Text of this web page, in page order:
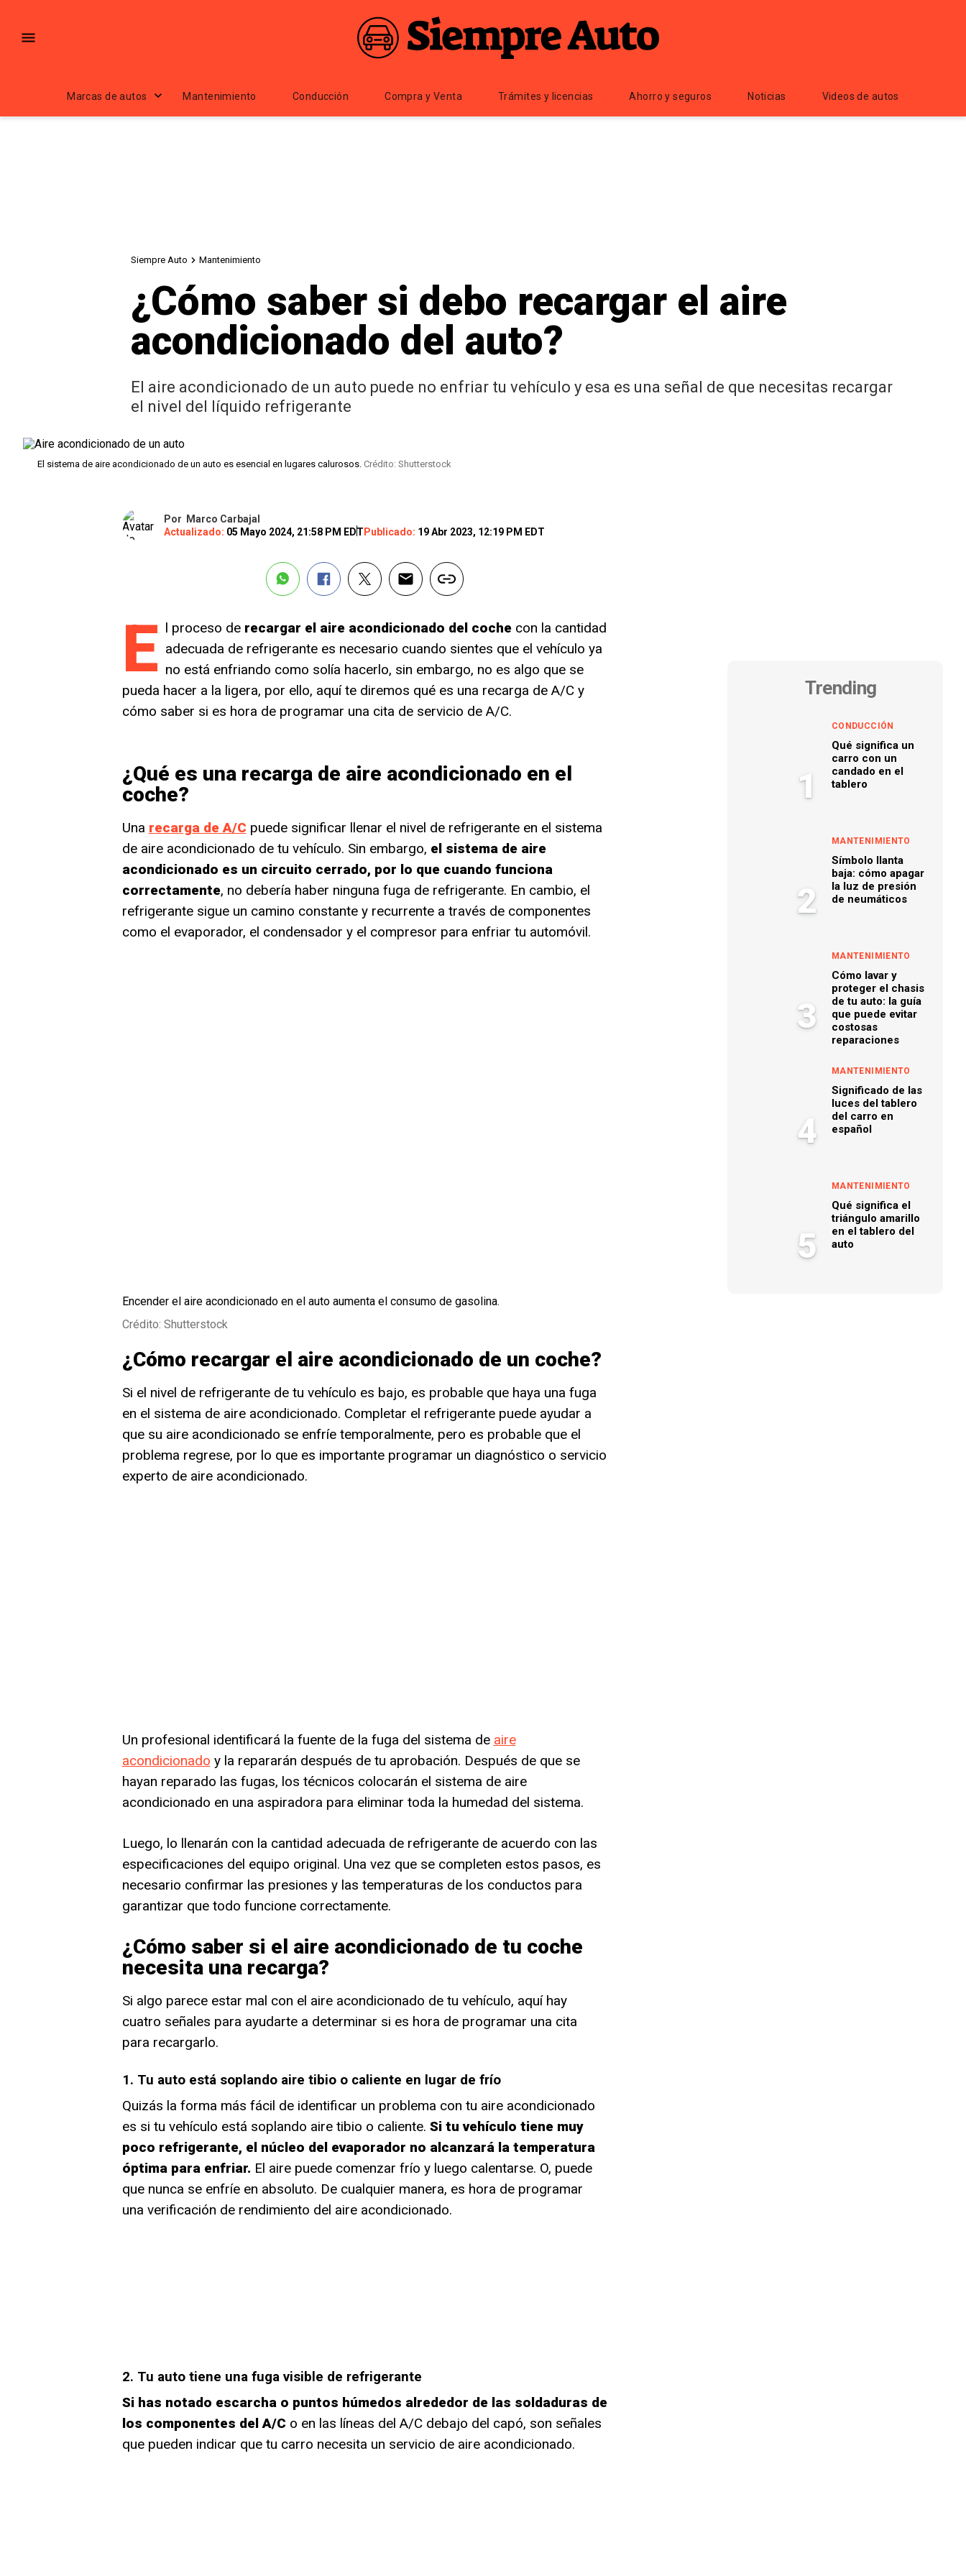
Marcas de autos Mantenimiento Conducción Compra y Venta Trámites y licencias Ahorro y seguros Noticias Videos de autos
Siempre Auto Mantenimiento
¿Cómo saber si debo recargar el aire
acondicionado del auto?
El aire acondicionado de un auto puede no enfriar tu vehículo y esa es una señal de que necesitas recargar
el nivel del líquido refrigerante
El sistema de aire acondicionado de un auto es esencial en lugares calurosos. Crédito: Shutterstock
Por
Marco Carbajal
Actualizado: 05 Mayo 2024, 21:58 PM EDT Publicado: 19 Abr 2023, 12:19 PM EDT
E l proceso de recargar el aire acondicionado del cochecon la cantidad
adecuada de refrigerante es necesario cuando sientes que el vehículo ya
no está enfriando como solía hacerlo, sin embargo, no es algo que se
pueda hacer a la ligera, por ello, aquí te diremos qué es una recarga de A/C y
cómo saber si es hora de programar una cita de servicio de A/C.
¿Qué es una recarga de aire acondicionado en el
coche?
Una recarga de A/C puede significar llenar el nivel de refrigerante en el sistema
de aire acondicionado de tu vehículo. Sin embargo, el sistema de aire
acondicionado es un circuito cerrado, por lo que cuando funciona
correctamente, no debería haber ninguna fuga de refrigerante. En cambio, el
refrigerante sigue un camino constante y recurrente a través de componentes
como el evaporador, el condensador y el compresor para enfriar tu automóvil.
Encender el aire acondicionado en el auto aumenta el consumo de gasolina.
Crédito: Shutterstock
¿Cómo recargar el aire acondicionado de un coche?
Si el nivel de refrigerante de tu vehículo es bajo, es probable que haya una fuga
en el sistema de aire acondicionado. Completar el refrigerante puede ayudar a
que su aire acondicionado se enfríe temporalmente, pero es probable que el
problema regrese, por lo que es importante programar un diagnóstico o servicio
experto de aire acondicionado.
Un profesional identificará la fuente de la fuga del sistema de aire
acondicionado y la repararán después de tu aprobación. Después de que se
hayan reparado las fugas, los técnicos colocarán el sistema de aire
acondicionado en una aspiradora para eliminar toda la humedad del sistema.
Luego, lo llenarán con la cantidad adecuada de refrigerante de acuerdo con las
especificaciones del equipo original. Una vez que se completen estos pasos, es
necesario confirmar las presiones y las temperaturas de los conductos para
garantizar que todo funcione correctamente.
¿Cómo saber si el aire acondicionado de tu coche
necesita una recarga?
Si algo parece estar mal con el aire acondicionado de tu vehículo, aquí hay
cuatro señales para ayudarte a determinar si es hora de programar una cita
para recargarlo.
1. Tu auto está soplando aire tibio o caliente en lugar de frío
Quizás la forma más fácil de identificar un problema con tu aire acondicionado
es si tu vehículo está soplando aire tibio o caliente. Si tu vehículo tiene muy
poco refrigerante, el núcleo del evaporador no alcanzará la temperatura
óptima para enfriar. El aire puede comenzar frío y luego calentarse. O, puede
que nunca se enfríe en absoluto. De cualquier manera, es hora de programar
una verificación de rendimiento del aire acondicionado.
2. Tu auto tiene una fuga visible de refrigerante
Si has notado escarcha o puntos húmedos alrededor de las soldaduras de
los componentes del A/C o en las líneas del A/C debajo del capó, son señales
que pueden indicar que tu carro necesita un servicio de aire acondicionado.
Trending
1
CONDUCCIÓN
Qué significa un
carro con un
candado en el
tablero
2
MANTENIMIENTO
Símbolo llanta
baja: cómo apagar
la luz de presión
de neumáticos
3
MANTENIMIENTO
Cómo lavar y
proteger el chasis
de tu auto: la guía
que puede evitar
costosas
reparaciones
4
MANTENIMIENTO
Significado de las
luces del tablero
del carro en
español
5
MANTENIMIENTO
Qué significa el
triángulo amarillo
en el tablero del
auto